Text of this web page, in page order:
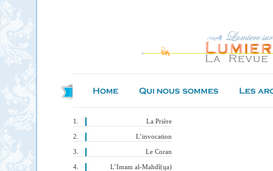
La Prière
L’invocation
Le Coran
L’Imam al-Mahdî(qa)